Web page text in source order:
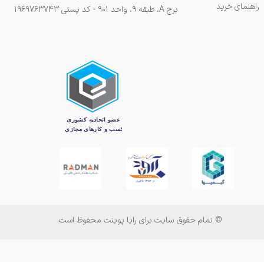
راهنمای خرید
© تمام حقوق سایت برای رایا پوینت محفوظ است.
برج A، طبقه ۹، واحد ۹۰۱ - کد پستی 1969763743